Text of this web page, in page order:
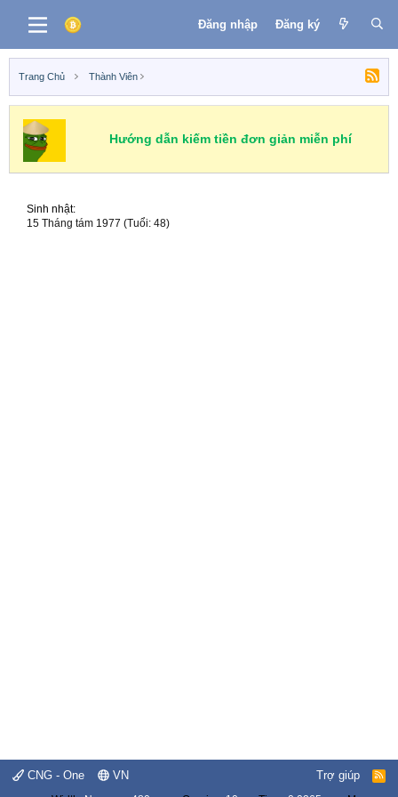
Đăng nhập Đăng ký
Trang Chủ Thành Viên
Hướng dẫn kiếm tiền đơn giản miễn phí
Sinh nhật
15 Tháng tám 1977 (Tuổi: 48)
CNG - One VN Trợ giúp
R